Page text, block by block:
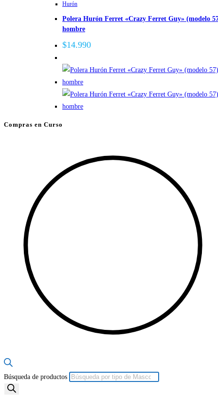
Hurón
Polera Hurón Ferret «Crazy Ferret Guy» (modelo
hombre
$14.990
Compras en Curso
Búsqueda de productos